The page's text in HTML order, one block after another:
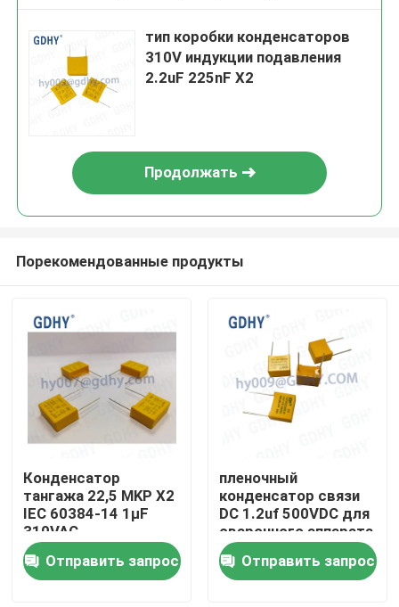
Дом
Продукты
тип коробки конденсаторов
310V индукции подавления
2.2uF 225nF X2
Продолжать
Порекомендованные продукты
Конденсатор
тангажа 22,5 MKP X2
IEC 60384-14 1μF
310VAC
Отправить запрос
пленочный
конденсатор связи
DC 1.2uf 500VDC для
сварочного аппарата
инвертора фильтра
Отправить запрос